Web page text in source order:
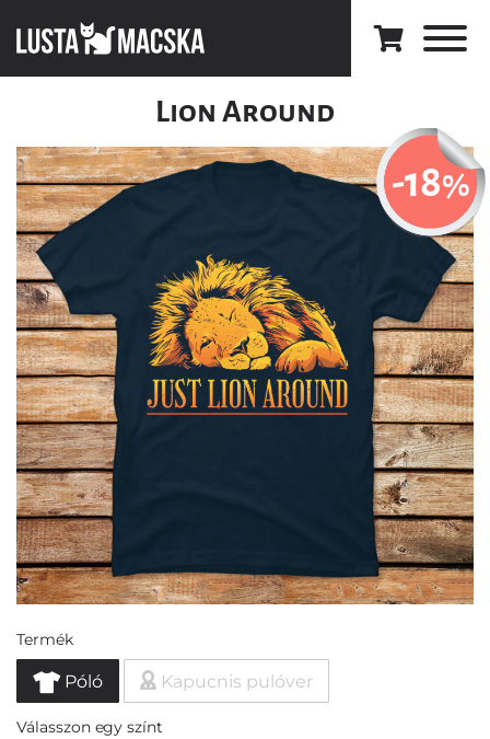
Lion Around
-18%
Termék
Póló Kapucnis pulóver
Válasszon egy színt